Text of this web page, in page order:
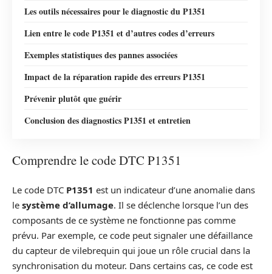
Les outils nécessaires pour le diagnostic du P1351
Lien entre le code P1351 et d’autres codes d’erreurs
Exemples statistiques des pannes associées
Impact de la réparation rapide des erreurs P1351
Prévenir plutôt que guérir
Conclusion des diagnostics P1351 et entretien
Comprendre le code DTC P1351
Le code DTC P1351 est un indicateur d’une anomalie dans
le système d’allumage. Il se déclenche lorsque l’un des
composants de ce système ne fonctionne pas comme
prévu. Par exemple, ce code peut signaler une défaillance
du capteur de vilebrequin qui joue un rôle crucial dans la
synchronisation du moteur. Dans certains cas, ce code est